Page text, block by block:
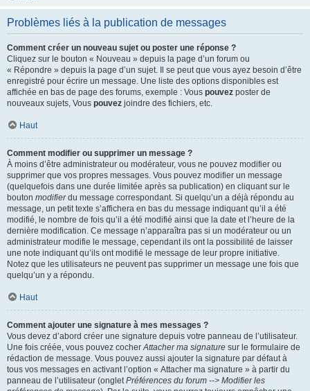
Problèmes liés à la publication de messages
Comment créer un nouveau sujet ou poster une réponse ?
Cliquez sur le bouton « Nouveau » depuis la page d’un forum ou
« Répondre » depuis la page d’un sujet. Il se peut que vous ayez besoin d’être
enregistré pour écrire un message. Une liste des options disponibles est
affichée en bas de page des forums, exemple : Vous pouvez poster de
nouveaux sujets, Vous pouvez joindre des fichiers, etc.
Haut
Comment modifier ou supprimer un message ?
À moins d’être administrateur ou modérateur, vous ne pouvez modifier ou
supprimer que vos propres messages. Vous pouvez modifier un message
(quelquefois dans une durée limitée après sa publication) en cliquant sur le
bouton modifierdu message correspondant. Si quelqu’un a déjà répondu au
message, un petit texte s’affichera en bas du message indiquant qu’il a été
modifié, le nombre de fois qu’il a été modifié ainsi que la date et l’heure de la
dernière modification. Ce message n’apparaîtra pas si un modérateur ou un
administrateur modifie le message, cependant ils ont la possibilité de laisser
une note indiquant qu’ils ont modifié le message de leur propre initiative.
Notez que les utilisateurs ne peuvent pas supprimer un message une fois que
quelqu’un y a répondu.
Haut
Comment ajouter une signature à mes messages ?
Vous devez d’abord créer une signature depuis votre panneau de l’utilisateur.
Une fois créée, vous pouvez cocherAttacher ma signature sur le formulaire de
rédaction de message. Vous pouvez aussi ajouter la signature par défaut à
tous vos messages en activant l’option « Attacher ma signature » à partir du
panneau de l’utilisateur (ongletPréférences du forum --> Modifier les